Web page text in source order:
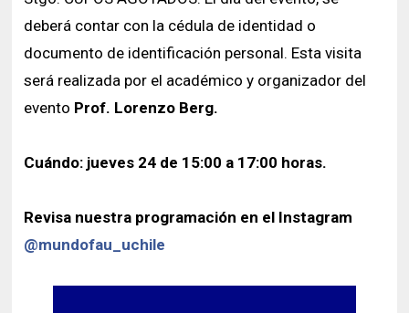
deberá contar con la cédula de identidad o
documento de identificación personal. Esta visita
será realizada por el académico y organizador del
evento Prof. Lorenzo Berg.
Cuándo: jueves 24 de 15:00 a 17:00 horas.
Revisa nuestra programación en el Instagram
@mundofau_uchile